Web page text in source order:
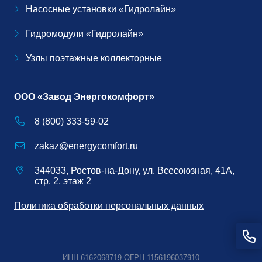
Насосные установки «Гидролайн»
Гидромодули «Гидролайн»
Узлы поэтажные коллекторные
ООО «Завод Энергокомфорт»
8 (800) 333-59-02
zakaz@energycomfort.ru
344033, Ростов-на-Дону, ул. Всесоюзная, 41А,
стр. 2, этаж 2
Политика обработки персональных данных
ИНН 6162068719 ОГРН 1156196037910